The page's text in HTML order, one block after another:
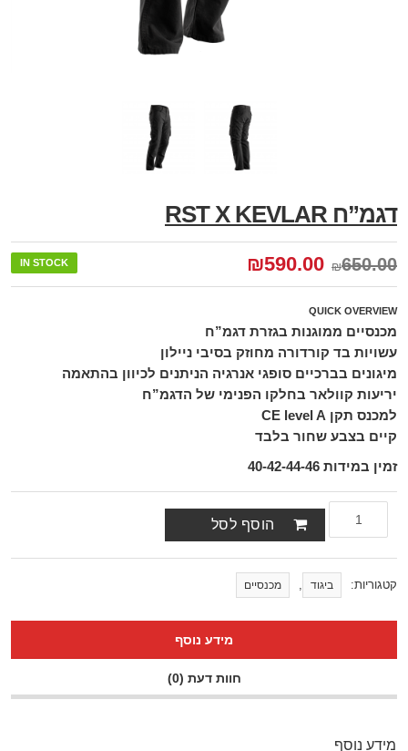
דגמ”ח RST X KEVLAR
₪650.00
₪590.00
IN STOCK
QUICK OVERVIEW
מכנסיים ממוגנות בגזרת דגמ”ח
עשויות בד קורדורה מחוזק בסיבי ניילון
מיגונים בברכיים סופגי אנרגיה הניתנים לכיוון בהתאמה
יריעות קוולאר בחלקו הפנימי של הדגמ”ח
למכנס תקן CE level A
קיים בצבע שחור בלבד
זמין במידות 40-42-44-46
הוסף לסל
קטגוריות: ביגוד , מכנסיים
מידע נוסף
חוות דעת (0)
מידע נוסף